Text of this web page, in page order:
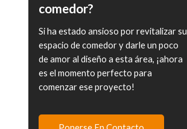
comedor?
Si ha estado ansioso por revitalizar su
espacio de comedor y darle un poco
de amor al diseño a esta área, ¡ahora
es el momento perfecto para
comenzar ese proyecto!